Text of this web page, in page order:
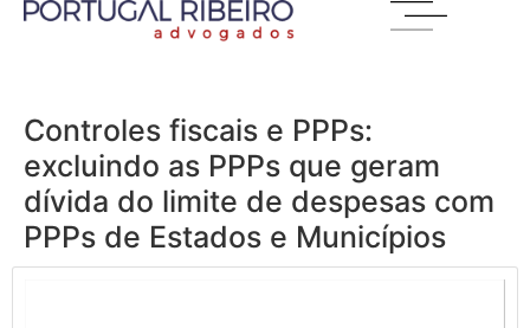
Controles fiscais e PPPs:
excluindo as PPPs que geram
dívida do limite de despesas com
PPPs de Estados e Municípios